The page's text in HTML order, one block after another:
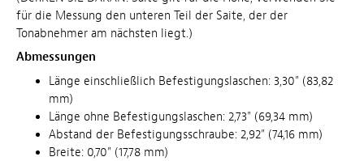
für die Messung den unteren Teil der Saite, der der
Tonabnehmer am nächsten liegt.)
Abmessungen
Länge einschließlich Befestigungslaschen: 3,30" (83,82
mm)
Länge ohne Befestigungslaschen: 2,73" (69,34 mm)
Abstand der Befestigungsschraube: 2,92" (74,16 mm)
Breite: 0,70" (17,78 mm)